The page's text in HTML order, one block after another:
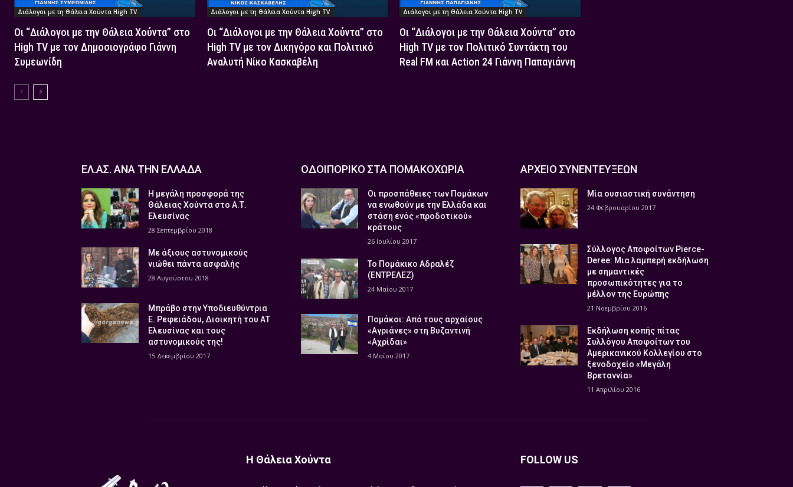
Διάλογοι με τη Θάλεια Χούντα High TV
Οι “Διάλογοι με την Θάλεια Χούντα” στο
High TV με τον Δημοσιογράφο Γιάννη
Συμεωνίδη
Διάλογοι με τη Θάλεια Χούντα High TV
Οι “Διάλογοι με την Θάλεια Χούντα” στο
High TV με τον Δικηγόρο και Πολιτικό
Αναλυτή Νίκο Κασκαβέλη
Διάλογοι με τη Θάλεια Χούντα High TV
Οι “Διάλογοι με την Θάλεια Χούντα” στο
High TV με τον Πολιτικό Συντάκτη του
Real FM και Action 24 Γιάννη Παπαγιάννη
ΕΛ.ΑΣ. ΑΝΑ ΤΗΝ ΕΛΛΑΔΑ
Η μεγάλη προσφορά της
Θάλειας Χούντα στο Α.Τ.
Ελευσίνας
28 Σεπτεμβρίου 2018
Με άξιους αστυνομικούς
νιώθει πάντα ασφαλής
28 Αυγούστου 2018
Μπράβο στην Υποδιευθύντρια
Ε. Ρεφειάδου, Διοικητή του ΑΤ
Ελευσίνας και τους
αστυνομικούς της!
15 Δεκεμβρίου 2017
ΟΔΟΙΠΟΡΙΚΟ ΣΤΑ ΠΟΜΑΚΟΧΩΡΙΑ
Οι προσπάθειες των Πομάκων
να ενωθούν με την Ελλάδα και
στάση ενός «προδοτικού»
κράτους
26 Ιουλίου 2017
Το Πομάκικο Αδραλέζ
(ΕΝΤΡΕΛΕΖ)
24 Μαΐου 2017
Πομάκοι: Από τους αρχαίους
«Αγριάνες» στη Βυζαντινή
«Αχρίδαι»
4 Μαΐου 2017
ΑΡΧΕΙΟ ΣΥΝΕΝΤΕΥΞΕΩΝ
Μία ουσιαστική συνάντηση
24 Φεβρουαρίου 2017
Σύλλογος Αποφοίτων Pierce-
Deree: Μια λαμπερή εκδήλωση
με σημαντικές
προσωπικότητες για το
μέλλον της Ευρώπης
21 Νοεμβρίου 2016
Εκδήλωση κοπής πίτας
Συλλόγου Αποφοίτων του
Αμερικανικού Κολλεγίου στο
ξενοδοχείο «Μεγάλη
Βρεταννία»
11 Απριλίου 2016
Η Θάλεια Χούντα FOLLOW US